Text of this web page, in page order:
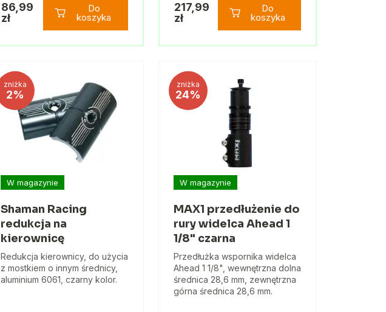
86,99
zł
Do
koszyka
217,99
zł
Do
koszyka
zniżka
2%
W magazynie
Shaman Racing
redukcja na
kierownicę
Redukcja kierownicy, do użycia
z mostkiem o innym średnicy,
aluminium 6061, czarny kolor.
zniżka
24%
W magazynie
MAX1 przedłużenie do
rury widelca Ahead 1
1/8" czarna
Przedłużka wspornika widelca
Ahead 1 1/8", wewnętrzna dolna
średnica 28,6 mm, zewnętrzna
górna średnica 28,6 mm.